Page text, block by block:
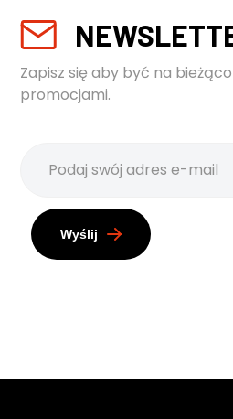
Zapisz się aby być na
promocjami.
Wyślij